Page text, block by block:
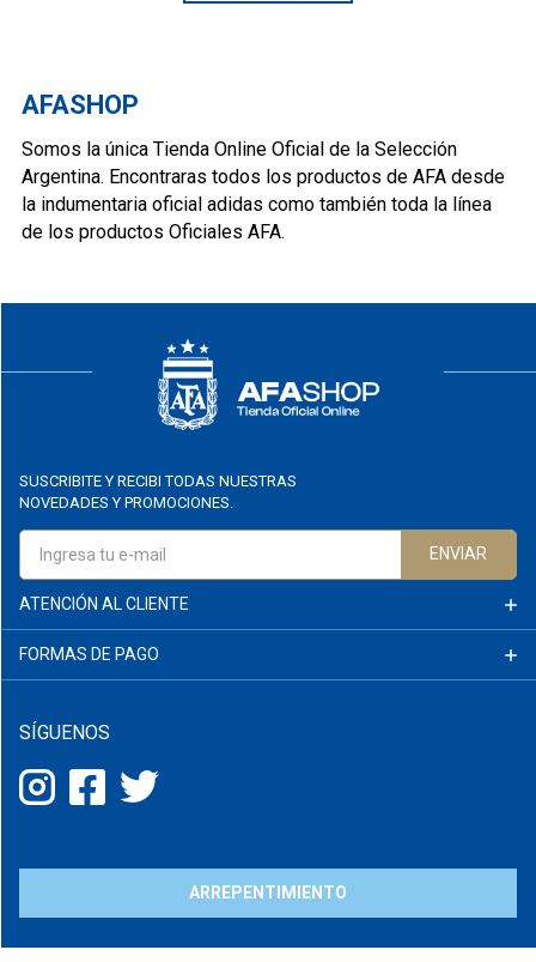
AFASHOP
Somos la única Tienda Online Oficial de la Selección
Argentina. Encontraras todos los productos de AFA desde
la indumentaria oficial adidas como también toda la línea
de los productos Oficiales AFA.
SUSCRIBITE Y RECIBI TODAS NUESTRAS
NOVEDADES Y PROMOCIONES.
ENVIAR
ATENCIÓN AL CLIENTE
FORMAS DE PAGO
SÍGUENOS
ARREPENTIMIENTO